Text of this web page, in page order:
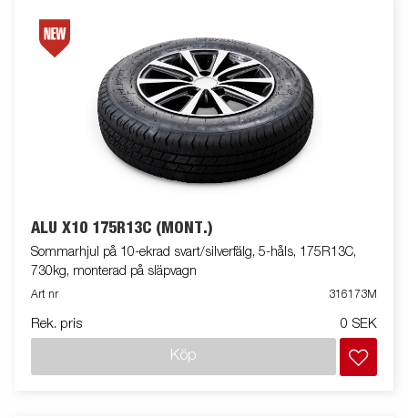
ALU X10 175R13C (MONT.)
Sommarhjul på 10-ekrad svart/silverfälg, 5-håls, 175R13C,
730kg, monterad på släpvagn
Art nr 316173M
Rek. pris 0 SEK
Köp